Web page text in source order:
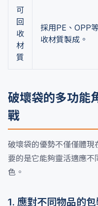
可
回
收
材
質
採用PE、OPP
收材質製成。
破壞袋的多功能
戰
破壞袋的優勢不僅僅體
要的是它能夠靈活適應
色。
1. 應對不同物品的